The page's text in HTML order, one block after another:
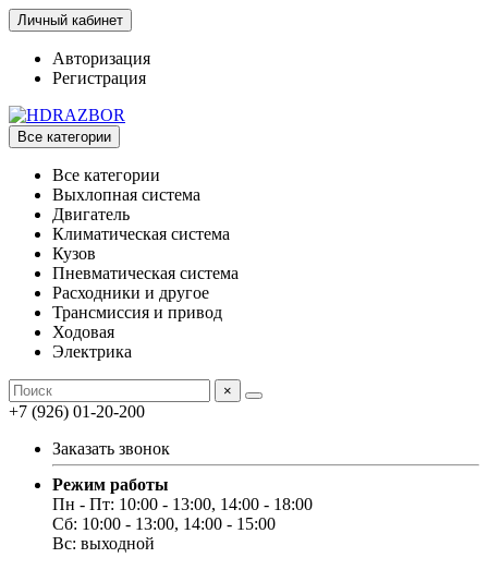
Личный кабинет
Авторизация
Регистрация
Все категории
Все категории
Выхлопная система
Двигатель
Климатическая система
Кузов
Пневматическая система
Расходники и другое
Трансмиссия и привод
Ходовая
Электрика
×
+7 (926) 01-20-200
Заказать звонок
Режим работы
Пн - Пт: 10:00 - 13:00, 14:00 - 18:00
Сб: 10:00 - 13:00, 14:00 - 15:00
Вс: выходной